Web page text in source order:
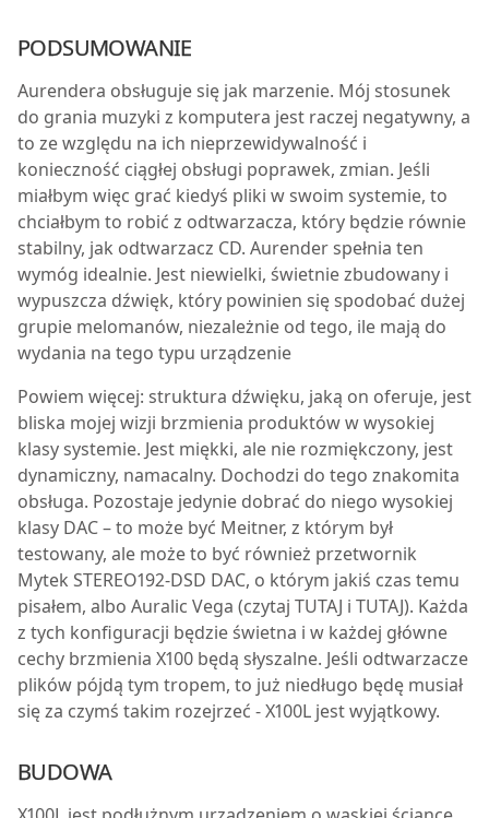
PODSUMOWANIE
Aurendera obsługuje się jak marzenie. Mój stosunek
do grania muzyki z komputera jest raczej negatywny, a
to ze względu na ich nieprzewidywalność i
konieczność ciągłej obsługi poprawek, zmian. Jeśli
miałbym więc grać kiedyś pliki w swoim systemie, to
chciałbym to robić z odtwarzacza, który będzie równie
stabilny, jak odtwarzacz CD. Aurender spełnia ten
wymóg idealnie. Jest niewielki, świetnie zbudowany i
wypuszcza dźwięk, który powinien się spodobać dużej
grupie melomanów, niezależnie od tego, ile mają do
wydania na tego typu urządzenie
Powiem więcej: struktura dźwięku, jaką on oferuje, jest
bliska mojej wizji brzmienia produktów w wysokiej
klasy systemie. Jest miękki, ale nie rozmiękczony, jest
dynamiczny, namacalny. Dochodzi do tego znakomita
obsługa. Pozostaje jedynie dobrać do niego wysokiej
klasy DAC – to może być Meitner, z którym był
testowany, ale może to być również przetwornik
Mytek STEREO192-DSD DAC, o którym jakiś czas temu
pisałem, albo Auralic Vega (czytaj TUTAJ i TUTAJ). Każda
z tych konfiguracji będzie świetna i w każdej główne
cechy brzmienia X100 będą słyszalne. Jeśli odtwarzacze
plików pójdą tym tropem, to już niedługo będę musiał
się za czymś takim rozejrzeć - X100L jest wyjątkowy.
BUDOWA